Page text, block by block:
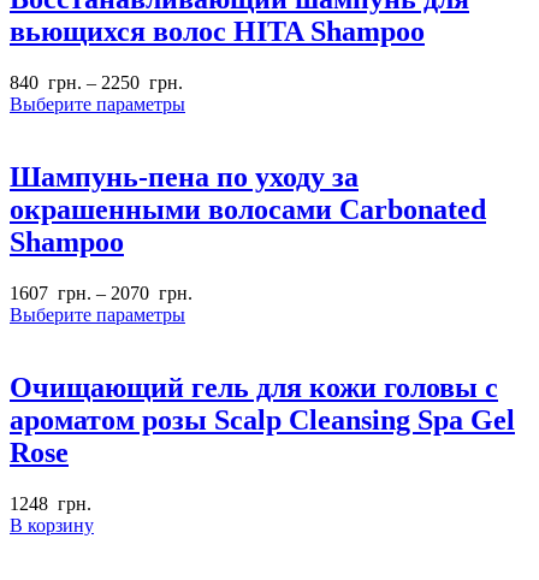
вьющихся волос HITA Shampoo
840 грн. – 2250 грн.
Выберите параметры
Шампунь-пена по уходу за
окрашенными волосами Carbonated
Shampoo
1607 грн. – 2070 грн.
Выберите параметры
Очищающий гель для кожи головы с
ароматом розы Scalp Cleansing Spa Gel
Rose
1248 грн.
В корзину